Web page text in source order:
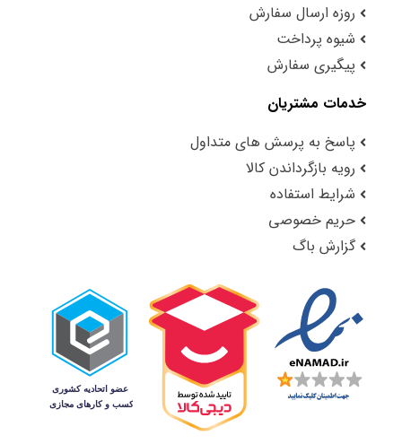
روزه ارسال سفارش
شیوه پرداخت
پیگیری سفارش
خدمات مشتریان
پاسخ به پرسش های متداول
رویه بازگرداندن کالا
شرایط استفاده
حریم خصوصی
گزارش باگ